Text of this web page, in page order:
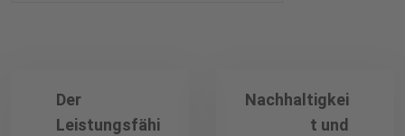
Der
Leistungsfähi
Nachhaltigkei
t und